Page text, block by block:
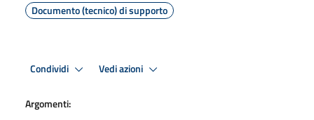
Documento (tecnico) di supporto
Condividi Vedi azioni
Argomenti: